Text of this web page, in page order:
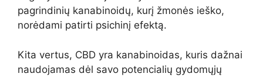
pagrindinių kanabinoidų, kurį žmonės ieško,
norėdami patirti psichinį efektą.
Kita vertus, CBD yra kanabinoidas, kuris dažnai
naudojamas dėl savo potencialių gydomųjų